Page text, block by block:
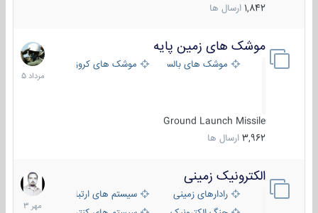
1,842 ارسال ها
موشک های زمین پایه
موشک های بالستیک موشک های کروز
Ground Launch Missile
3,962 ارسال ها
2
مرداد
1405
الکترونیک زمینی
رادارهای زمینی
سیستم های ارتباطی و جمع آوری
1
مهر
1403